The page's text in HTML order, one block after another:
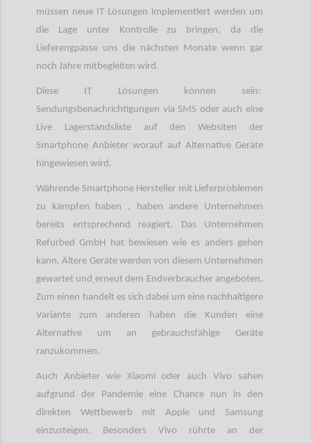
müssen neue IT Lösungen implementiert werden um
die Lage unter Kontrolle zu bringen, da die
Lieferengpässe uns die nächsten Monate wenn gar
noch Jahre mitbegleiten wird.
Diese IT Lösungen können sein:
Sendungsbenachrichtigungen via SMS oder auch eine
Live Lagerstandsliste auf den Websiten der
Smartphone Anbieter worauf auf Alternative Geräte
hingewiesen wird.
Währende Smartphone Hersteller mit Lieferproblemen
zu kämpfen haben , haben andere Unternehmen
bereits entsprechend reagiert. Das Unternehmen
Refurbed GmbH hat bewiesen wie es anders gehen
kann. Ältere Geräte werden von diesem Unternehmen
gewartet und erneut dem Endverbraucher angeboten.
Zum einen handelt es sich dabei um eine nachhaltigere
Variante zum anderen haben die Kunden eine
Alternative um an gebrauchsfähige Geräte
ranzukommen.
Auch Anbieter wie Xiaomi oder auch Vivo sahen
aufgrund der Pandemie eine Chance nun in den
direkten Wettbewerb mit Apple und Samsung
einzusteigen. Besonders Vivo rührte an der